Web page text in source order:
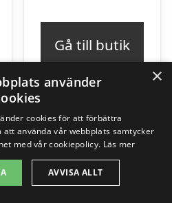
kr. 419,00.
var:
kr.
Gå till butik
-39%
×
använder
cookies för att förbättra
att använda vår webbplats samtycker
med vår cookiepolicy. Läs mer
AVVISA ALLT